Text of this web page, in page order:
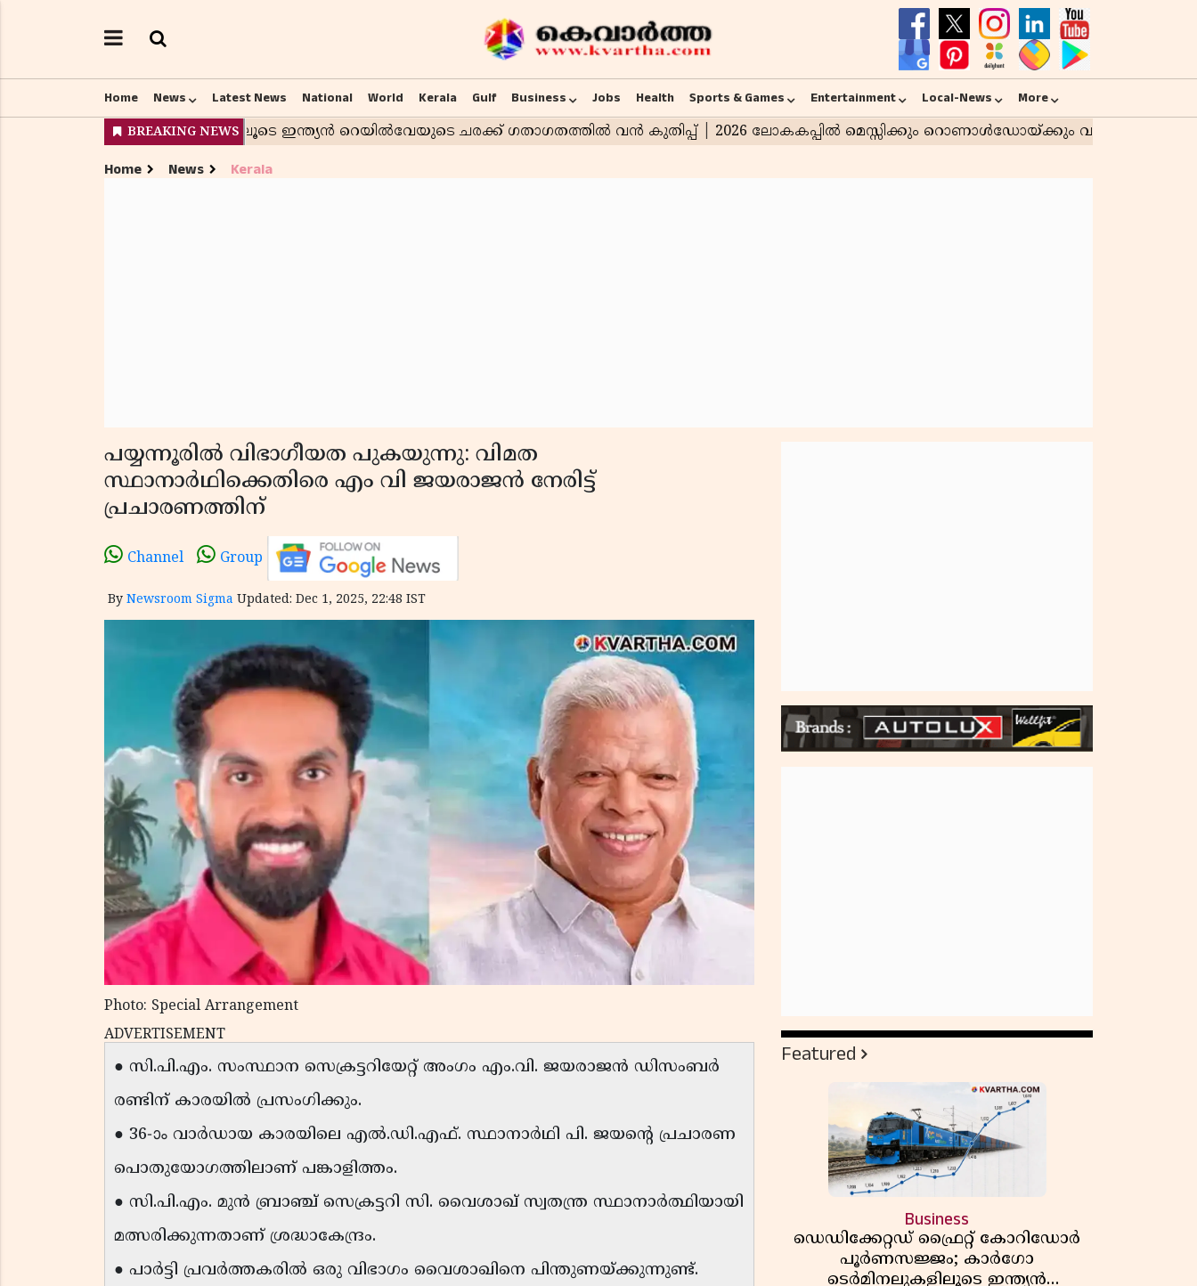
Home News Latest News National World Kerala Gulf Business Jobs Health Sports & Games Entertainment Local-News More
Home News Kerala
പയ്യന്നൂരിൽ വിഭാഗീയത പുകയുന്നു: വിമത
സ്ഥാനാർഥിക്കെതിരെ എം വി ജയരാജൻ നേരിട്ട്
പ്രചാരണത്തിന്
Channel Group
By Newsroom Sigma Updated: Dec 1, 2025, 22:48 IST
Photo: Special Arrangement
ADVERTISEMENT
● സി.പി.എം. സംസ്ഥാന സെക്രട്ടറിയേറ്റ് അംഗം എം.വി. ജയരാജൻ ഡിസംബർ
രണ്ടിന് കാരയിൽ പ്രസംഗിക്കും.
● 36-ാം വാർഡായ കാരയിലെ എൽ.ഡി.എഫ്. സ്ഥാനാർഥി പി. ജയൻ്റെ പ്രചാരണ
പൊതുയോഗത്തിലാണ് പങ്കാളിത്തം.
● സി.പി.എം. മുൻ ബ്രാഞ്ച് സെക്രട്ടറി സി. വൈശാഖ് സ്വതന്ത്ര സ്ഥാനാർത്ഥിയായി
മത്സരിക്കുന്നതാണ് ശ്രദ്ധാകേന്ദ്രം.
● പാർട്ടി പ്രവർത്തകരിൽ ഒരു വിഭാഗം വൈശാഖിനെ പിന്തുണയ്ക്കുന്നുണ്ട്.
Featured
Business
ഡെഡിക്കേറ്റഡ് ഫ്രൈറ്റ് കോറിഡോർ
പൂർണസജ്ജം; കാർഗോ
ടെർമിനലുകളിലൂടെ ഇന്ത്യൻ